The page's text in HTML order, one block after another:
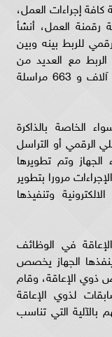
كافة إجراءات العمل،
العمل، أنشأ
للربط بينه وبين
الربط مع العديد من
الجهات، والتي تلقى الجهاز من خلالها 10 آلاف و 663 مراسلة
الخاصة بالذاكرة
الرقمي أو التراسل
وتم تطويرها
مرورا بتطوير
وتنفيذها
في الوظائف
الجهاز يخصص
ذوي الإعاقة، وقام
لذوي الإعاقة
بالآلية التي تناسب